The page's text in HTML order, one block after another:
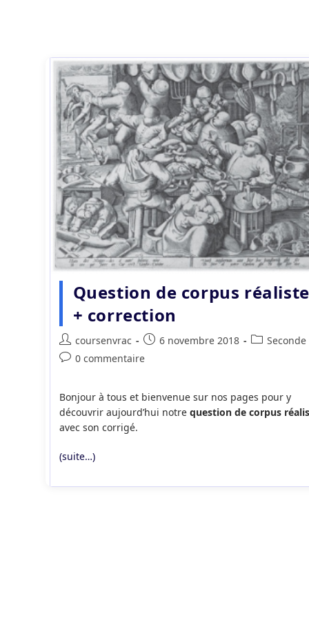
Question de corpus réaliste
+ correction
Auteur/autrice
de
coursenvrac
Publication
publiée :
6 novembre 2018
PostSeconde
Commentaires
publication :
0 commentaire
Bonjour à tous et bienvenue sur nos pages pour y
découvrir aujourd’hui notre question de corpus
avec son corrigé.
(suite…)